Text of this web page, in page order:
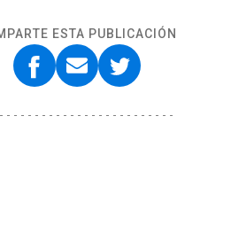
ESTA PUBLICACIÓN